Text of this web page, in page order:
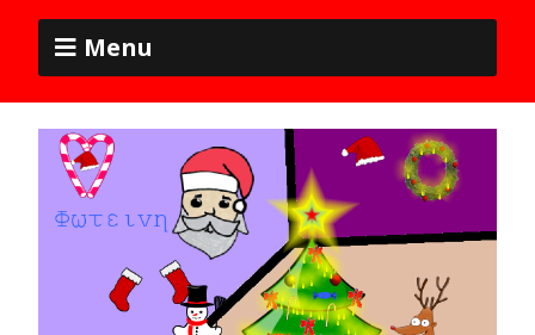
Menu